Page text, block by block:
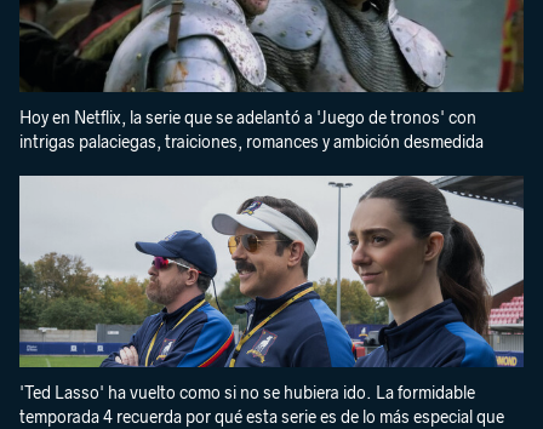
Hoy en Netflix, la serie que se adelantó a 'Juego de tronos' con
intrigas palaciegas, traiciones, romances y ambición desmedida
'Ted Lasso' ha vuelto como si no se hubiera ido. La formidable
temporada 4 recuerda por qué esta serie es de lo más especial que